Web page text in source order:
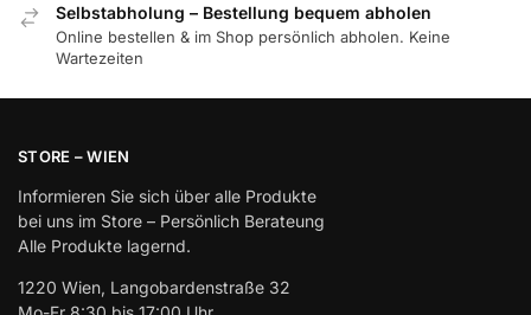
Selbstabholung – Bestellung bequem abholen
Online bestellen & im Shop persönlich abholen. Keine
Wartezeiten
STORE – WIEN
Informieren Sie sich über alle Produkte
bei uns im Store – Persönlich Berateung
Alle Produkte lagernd.
1220 Wien, Langobardenstraße 32